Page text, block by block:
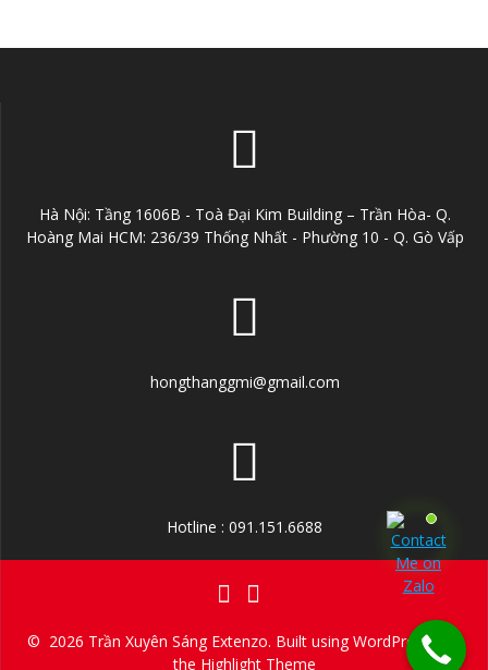
Hà Nội: Tầng 1606B - Toà Đại Kim Building – Trần Hòa- Q.
Hoàng Mai HCM: 236/39 Thống Nhất - Phường 10 - Q. Gò Vấp
hongthanggmi@gmail.com
Hotline : 091.151.6688
© 2026 Trần Xuyên Sáng Extenzo. Built using WordPress and
the Highlight Theme